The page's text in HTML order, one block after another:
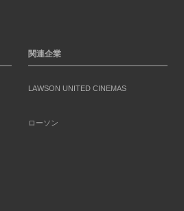
関連企業
LAWSON UNITED CINEMAS
ローソン